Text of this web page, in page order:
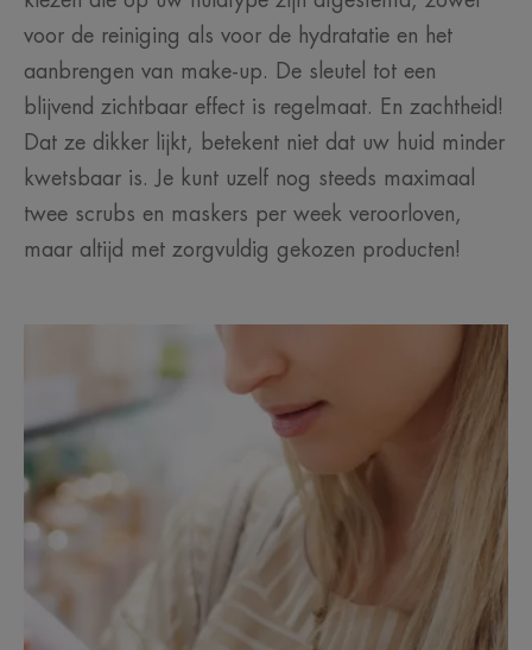
voor de reiniging als voor de hydratatie en het
aanbrengen van make-up. De sleutel tot een
blijvend zichtbaar effect is regelmaat. En zachtheid!
Dat ze dikker lijkt, betekent niet dat uw huid minder
kwetsbaar is. Je kunt uzelf nog steeds maximaal
twee scrubs en maskers per week veroorloven,
maar altijd met zorgvuldig gekozen producten!